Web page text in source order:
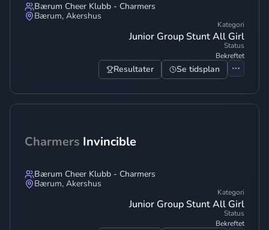
Bærum Cheer Klubb - Charmers
Bærum, Akershus
Kategori
Junior Group Stunt All Girl
Status
Bekreftet
Resultater Se tidsplan
Charmers Invincible
Bærum Cheer Klubb - Charmers
Bærum, Akershus
Kategori
Junior Group Stunt All Girl
Status
Bekreftet